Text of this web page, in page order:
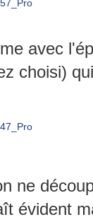
avec
choisi)
ne
évident